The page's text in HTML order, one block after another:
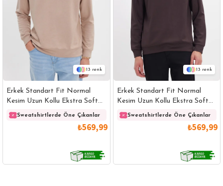
13
Erkek Standart Fit Normal
Kesim Uzun Kollu Ekstra Soft
Modal Kumaş Bisiklet Yaka
Koyu Vizon Sweatshirt
Sweatshirtlerde Öne Çıkanlar
₺569,99
13
Erkek Standart Fit Normal
Kesim Uzun Kollu Ekstra Soft
Modal Kumaş Bisiklet Yaka
Kahverengi Sweatshirt
Sweatshirtlerde Öne Çıkanlar
₺569,99